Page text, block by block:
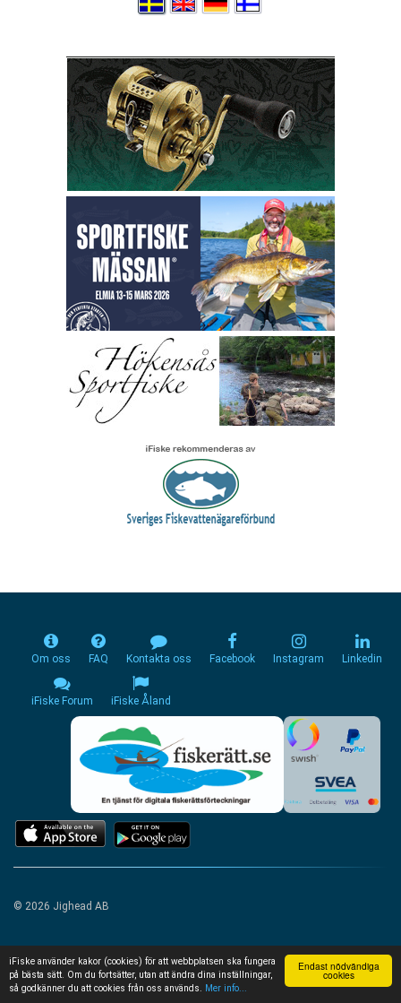
Endast nödvändiga
cookies
iFiske använder kakor (cookies) för att webbplatsen ska fungera
på bästa sätt. Om du fortsätter, utan att ändra dina inställningar,
så godkänner du att cookies från oss används.
Mer info...
Om oss FAQ Kontakta oss Facebook Instagram Linkedin
iFiske Forum iFiske Åland
© 2026 Jighead AB